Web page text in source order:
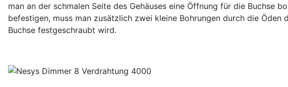
man an der schmalen Seite des Gehäuses eine Öffnung für die Buchse
befestigen, muss man zusätzlich zwei kleine Bohrungen durch die
Buchse festgeschraubt wird.